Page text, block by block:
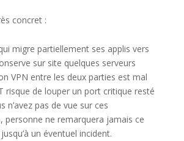
concret :
migre partiellement ses applis vers
sur site quelques serveurs
VPN entre les deux parties est mal
risque de louper un port critique resté
n’avez pas de vue sur ces
personne ne remarquera jamais ce
un éventuel incident.